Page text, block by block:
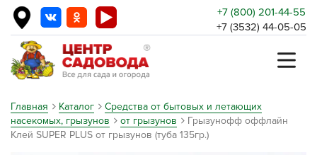
+7 (800) 201-44-55
+7 (3532) 44-05-05
Главная Каталог
Средства от бытовых и летающих
насекомых, грызунов
от грызунов
Грызунофф оффлайн
Клей SUPER PLUS от грызунов (туба 135гр.)